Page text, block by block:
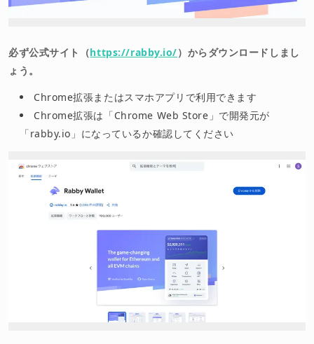
必ず公式サイト（https://rabby.io/）からダウンロードしまし
ょう。
Chrome拡張またはスマホアプリで利用できます
Chrome拡張は「Chrome Web Store」で開発元が
「rabby.io」になっているか確認してください